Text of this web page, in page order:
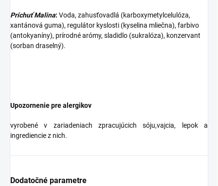
Príchuť Malina: Voda, zahusťovadlá (karboxymetylcelulóza,
xantánová guma), regulátor kyslosti (kyselina mliečna), farbivo
(antokyaníny), prírodné arómy, sladidlo (sukralóza), konzervant
(sorban draselný).
Upozornenie pre alergikov
vyrobené v zariadeniach zpracujúcich sóju,vajcia, lepok a
ingrediencie z nich.
Dodatočné parametre